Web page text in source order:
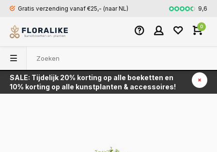
Gratis verzending vanaf €25,- (naar NL) Snel en9,6
0
SALE: Tijdelijk 20% korting op alle boeketten en
10% korting op alle kunstplanten & accessoires!
Terug